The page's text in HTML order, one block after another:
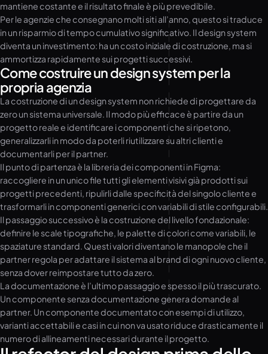
mantiene costante e il risultato finale è più prevedibile.
Per le agenzie che consegnano molti siti all’anno, questo si traduce
in un risparmio di tempo cumulativo significativo. Il design system
diventa un investimento: ha un costo iniziale di costruzione, ma si
ammortizza rapidamente sui progetti successivi.
Come costruire un design system per la
propria agenzia
La costruzione di un design system non richiede di progettare da
zero un sistema universale. Il modo più efficace è partire da un
progetto reale e identificare i componenti che si ripetono,
generalizzarli in modo da poterli riutilizzare su altri clienti e
documentarli per il partner.
Il punto di partenza è la libreria dei componenti in Figma:
raccogliere in un unico file tutti gli elementi visivi già prodotti sui
progetti precedenti, ripulirli dalle specificità del singolo cliente e
trasformarli in componenti generici con variabili di stile configurabili.
Il passaggio successivo è la costruzione del livello fondazionale:
definire le scale tipografiche, le palette di colori come variabili, le
spaziature standard. Questi valori diventano le manopole che il
partner regola per adattare il sistema al brand di ogni nuovo cliente,
senza dover reimpostare tutto da zero.
La documentazione è l’ultimo passaggio e spesso il più trascurato.
Un componente senza documentazione genera domande al
partner. Un componente documentato con esempi di utilizzo,
varianti accettabili e casi in cui non va usato riduce drasticamente il
numero di allineamenti necessari durante il progetto.